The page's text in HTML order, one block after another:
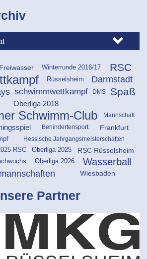
Freiwasser Winterrunde 2016/17 RSC
Rüsselsheim Darmstadt
schwimmwettkampf DMS Spaß
Oberliga 2018
Schwimm-Club Mannschaft
Behindertensport Frankfurt
Hessische Jahrgangsmeisterschaften
RSC
Oberliga 2025
RSC Rüsselsheim
Oberliga 2026 Wasserball
Wiesbaden
Partner